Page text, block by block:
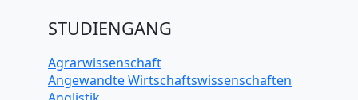
Elektrotechnik
Java
JavaScript
Künstliche Intelligenz
STUDIENGANG
Agrarwissenschaft
Angewandte Wirtschaftswissenschaften